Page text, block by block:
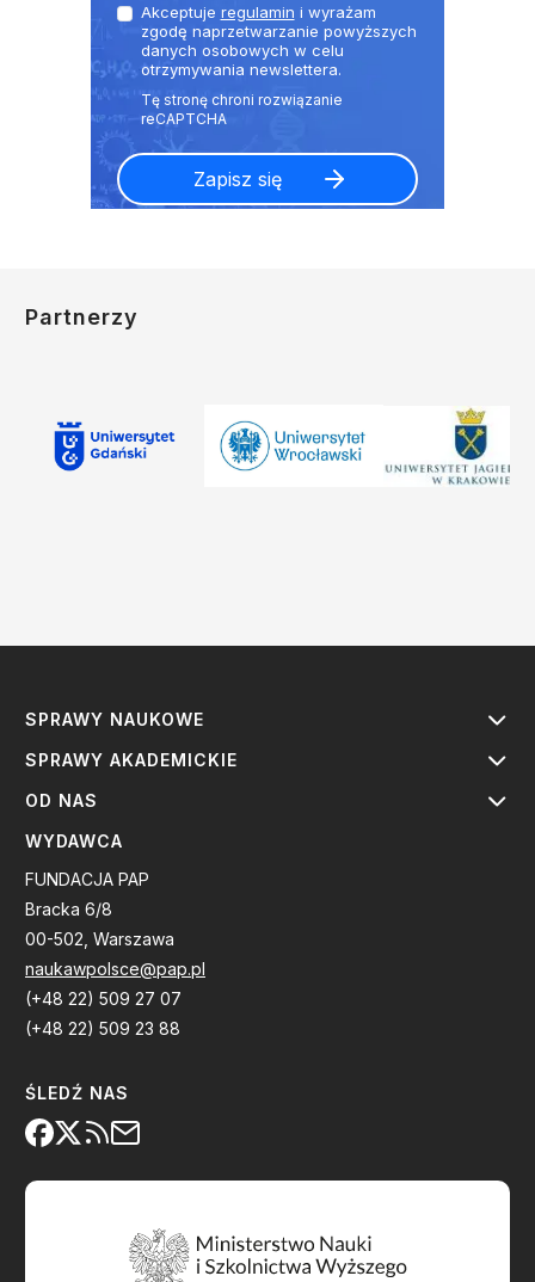
Akceptuje regulamin i wyrażam
zgodę naprzetwarzanie powyższych
danych osobowych w celu
otrzymywania newslettera.
Partnerzy
SPRAWY NAUKOWE
SPRAWY AKADEMICKIE
OD NAS
WYDAWCA
FUNDACJA PAP
Bracka 6/8
00-502, Warszawa
naukawpolsce@pap.pl
(+48 22) 509 27 07
(+48 22) 509 23 88
ŚLEDŹ NAS